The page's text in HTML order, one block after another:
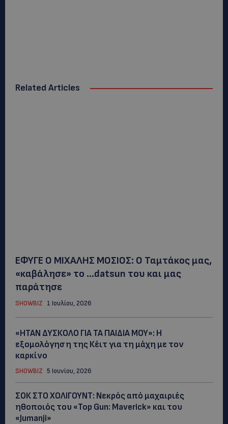
Related Articles
ΕΦΥΓΕ Ο ΜΙΧΑΛΗΣ ΜΟΣΙΟΣ: Ο Ταμτάκος μας,
«καβάλησε» το …datsun του και μας
παράτησε
SHOWBIZ 1 Ιουλίου, 2026
«ΗΤΑΝ ΔΥΣΚΟΛΟ ΓΙΑ ΤΑ ΠΑΙΔΙΑ ΜΟΥ»: Η
εξομολόγηση της Κέιτ για τη μάχη με τον
καρκίνο
SHOWBIZ 5 Ιουνίου, 2026
ΣΟΚ ΣΤΟ ΧΟΛΙΓΟΥΝΤ: Νεκρός από μαχαιριές
ηθοποιός του «Top Gun: Maverick» και του
«Jumanji»